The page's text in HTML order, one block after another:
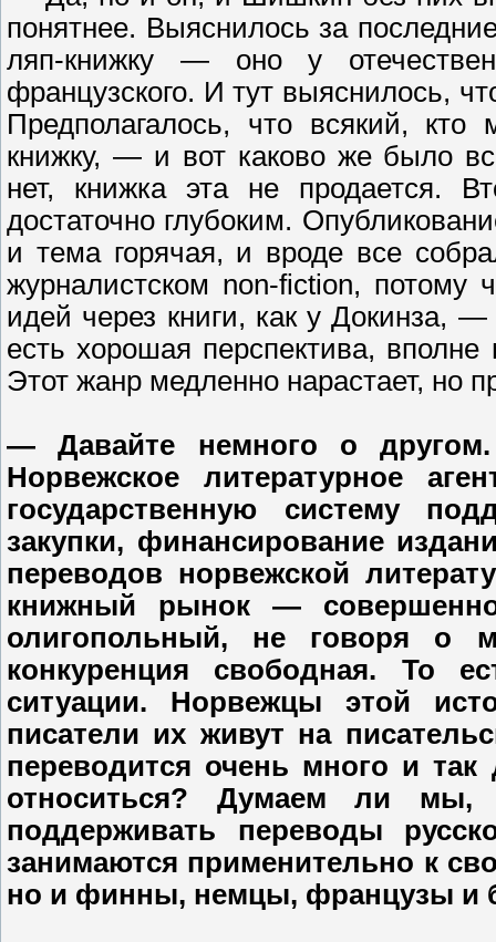
понятнее. Выяснилось за
ляп-книжку — оно у
французского. И тут выяснилось,
Предполагалось, что всякий,
книжку, — и вот каково же было
нет, книжка эта не продается.
достаточно глубоким.
и тема горячая, и вроде все
журналистском non-fiction,
идей через книги, как у Докинза,
есть хорошая перспектива,
Этот жанр медленно нарастает, но
— Давайте немного о
Норвежское литературное
государственную систему
закупки, финансирование
переводов норвежской
книжный рынок —
олигопольный, не говоря о
конкуренция свободная. То
ситуации. Норвежцы этой
писатели их живут на
переводится очень много и
относиться? Думаем ли мы,
поддерживать переводы
занимаются применительно к
но и финны, немцы, французы и